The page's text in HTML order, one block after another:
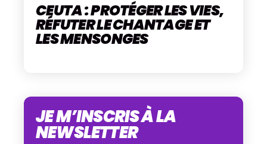
CEUTA : PROTÉGER LES VIES,
RÉFUTER LE CHANTAGE ET
LES MENSONGES
JE M’INSCRIS À LA
NEWSLETTER